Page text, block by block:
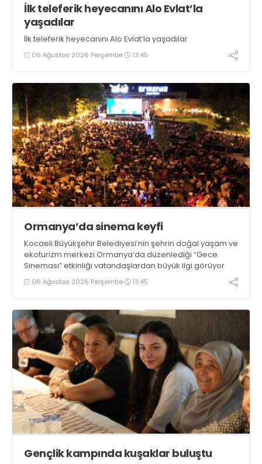
İlk teleferik heyecanını Alo Evlat’la
yaşadılar
İlk teleferik heyecanını Alo Evlat’la yaşadılar
06 Ağustos 2026 Perşembe 13:45
Ormanya’da sinema keyfi
Kocaeli Büyükşehir Belediyesi’nin şehrin doğal yaşam ve
ekoturizm merkezi Ormanya’da düzenlediği “Gece
Sineması” etkinliği vatandaşlardan büyük ilgi görüyor
06 Ağustos 2026 Perşembe 13:45
Gençlik kampında kuşaklar buluştu